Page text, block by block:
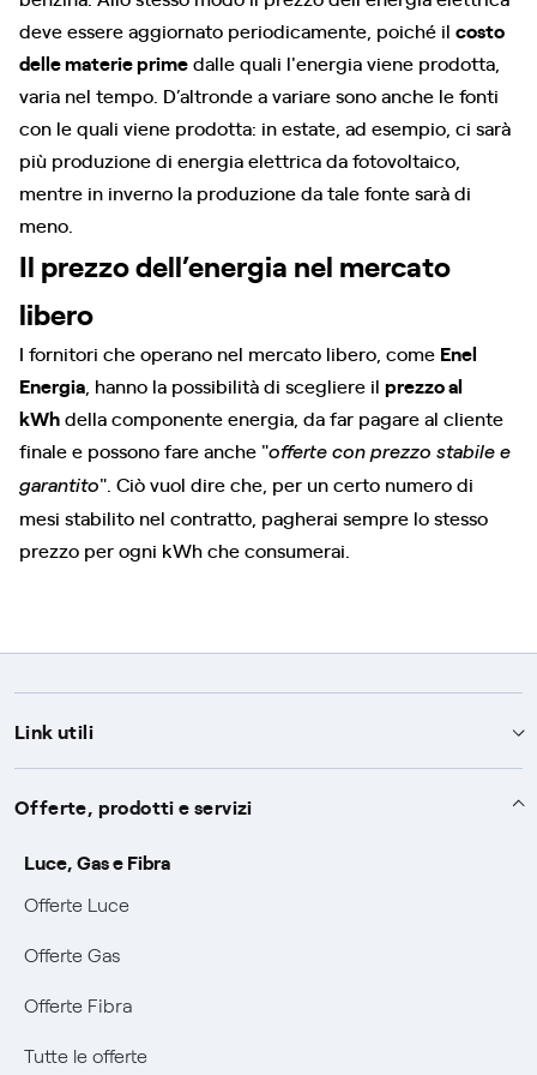
deve essere aggiornato periodicamente, poiché il costo
delle materie primedalle quali l'energia viene prodotta,
varia nel tempo. D’altronde a variare sono anche le fonti
con le quali viene prodotta: in estate, ad esempio, ci sarà
più produzione di energia elettrica da fotovoltaico,
mentre in inverno la produzione da tale fonte sarà di
meno.
Il prezzo dell’energia nel mercato
libero
I fornitori che operano nel mercato libero, come Enel
Energia , hanno la possibilità di scegliere il prezzo al
kWhdella componente energia, da far pagare al cliente
finale e possono fare anche "offerte con prezzo stabile e
garantito". Ciò vuol dire che, per un certo numero di
mesi stabilito nel contratto, pagherai sempre lo stesso
prezzo per ogni kWh che consumerai.
Link utili
Assistenza
Avvisi
SOS luce e gas
Conciliazioni e risoluzione delle controversie
Negoziazione paritetica
Informazioni Sisma
Servizi
Servizio di salvaguardia
Servizio default di distribuzione
Tutele graduali
FUI
Collabora con noi
Sponsorizzazioni
Diventa nostro partner
Modulistica e reclami
Offerte, prodotti e servizi
Luce, Gas e Fibra
Offerte Luce
Offerte Gas
Offerte Fibra
Tutte le offerte